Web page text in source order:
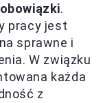
.
pracy jest
sprawne i
W związku
każda
z